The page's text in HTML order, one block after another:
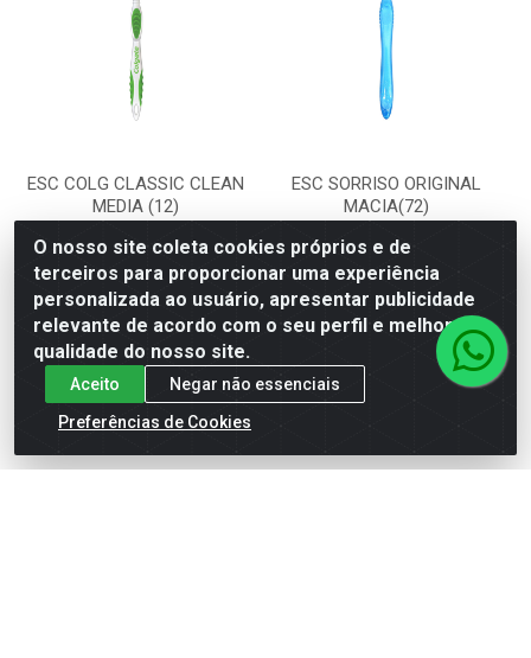
ESC COLG CLASSIC CLEAN
MEDIA (12)
Código: 18460
Embalagem: UN
Faça seu login ou
cadastre-se para
ver preços e
comprar
ESC SORRISO ORIGINAL
MACIA(72)
Código: 1649
Embalagem: UN
Faça seu login ou
cadastre-se para
comprar
O nosso site coleta cookies próprios e de
terceiros para proporcionar uma experiência
personalizada ao usuário, apresentar publicidade
relevante de acordo com o seu perfil e melhorar a
qualidade do nosso site.
Aceito
Negar não essenciais
Preferências de Cookies